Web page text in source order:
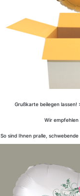
Grußkarte beilegen lassen!
Wir
So sind Ihnen pralle,